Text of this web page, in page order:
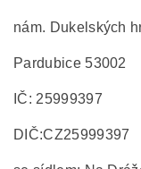
nám. Dukelských
Pardubice 53002
IČ: 25999397
DIČ:CZ25999397